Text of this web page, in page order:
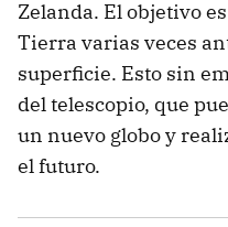
Zelanda. El objetivo
Tierra varias veces
superficie. Esto sin
del telescopio, que
un nuevo globo y
el futuro.